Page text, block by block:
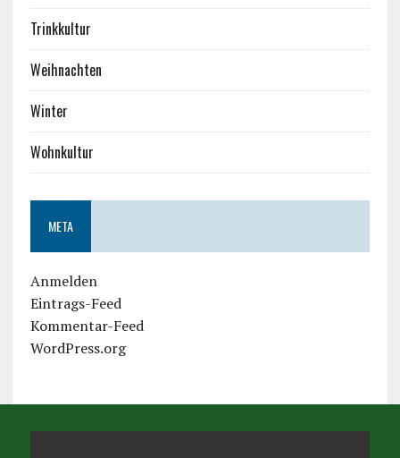
Trinkkultur
Weihnachten
Winter
Wohnkultur
META
Anmelden
Eintrags-Feed
Kommentar-Feed
WordPress.org